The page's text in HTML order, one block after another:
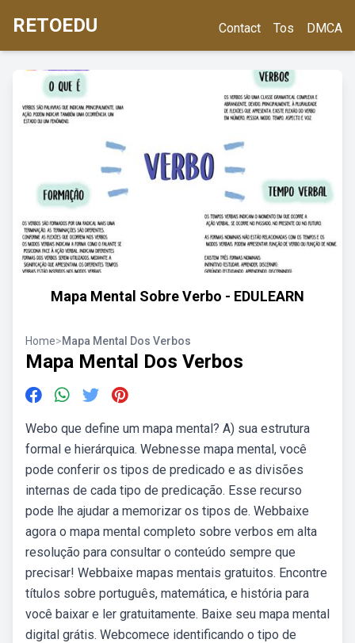
RETOEDU Contact Tos DMCA
Mapa Mental Sobre Verbo - EDULEARN
Home>Mapa Mental Dos Verbos
Mapa Mental Dos Verbos
Webo que define um mapa mental? A) sua estrutura
formal e hierárquica. Webnesse mapa mental, você
pode conferir os tipos de predicado e as divisões
internas de cada tipo de predicação. Esse recurso
pode lhe ajudar a memorizar os tipos de. Webbaixe
agora o mapa mental completo sobre verbos em alta
resolução para consultar o conteúdo sempre que
precisar! Webbaixe mapas mentais gratuitos. Encontre
títulos sobre português, matemática, e história para
você baixar e ler gratuitamente. Baixe seu mapa mental
digital grátis. Webcomece identificando o tipo de